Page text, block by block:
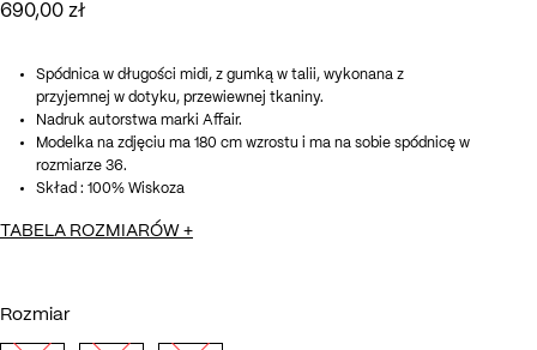
690,00 zł
Spódnica w długości midi, z gumką w talii, wykonana z
przyjemnej w dotyku, przewiewnej tkaniny.
Nadruk autorstwa marki Affair.
Modelka na zdjęciu ma 180 cm wzrostu i ma na sobie spódnicę w
rozmiarze 36.
Skład : 100% Wiskoza
TABELA ROZMIARÓW +
Rozmiar